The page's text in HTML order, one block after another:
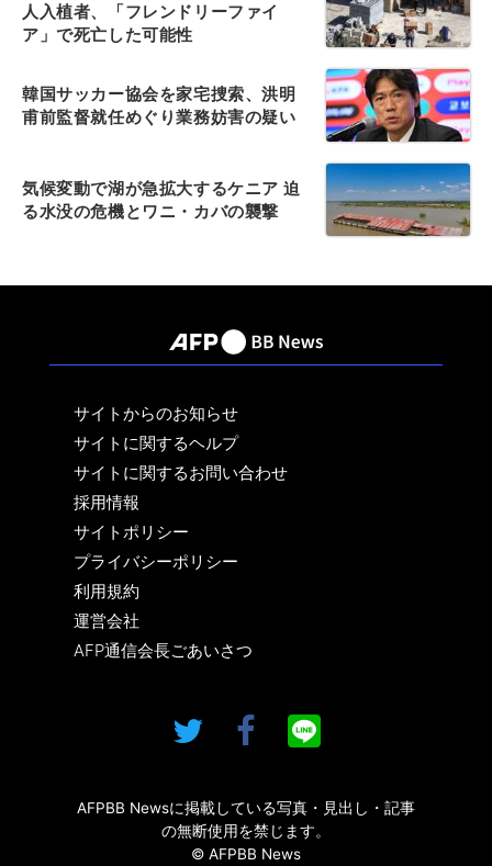
人入植者、「フレンドリーファイ
ア」で死亡した可能性
韓国サッカー協会を家宅捜索、洪明
甫前監督就任めぐり業務妨害の疑い
気候変動で湖が急拡大するケニア 迫
る水没の危機とワニ・カバの襲撃
サイトからのお知らせ
サイトに関するヘルプ
サイトに関するお問い合わせ
採用情報
サイトポリシー
プライバシーポリシー
利用規約
運営会社
AFP通信会長ごあいさつ
AFPBB Newsに掲載している写真・見出し・記事
の無断使用を禁じます。
© AFPBB News